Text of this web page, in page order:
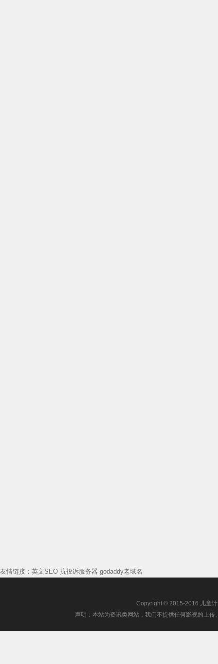
友情链接： 英文SEO 抗投诉服务器 godaddy老域名
Copyright © 2015-2016 儿童
声明：本站为资讯类网站，我们不提供任何影视的上